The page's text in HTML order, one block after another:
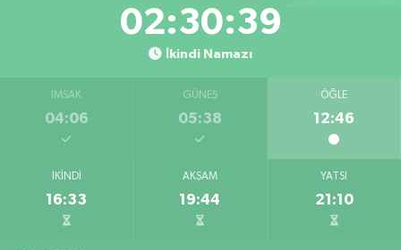
02:30:38
İkindi Namazı
İMSAK
04:06
GÜNEŞ
05:38
ÖĞLE
12:46
İKINDI
16:33
AKŞAM
19:44
YATSI
21:10